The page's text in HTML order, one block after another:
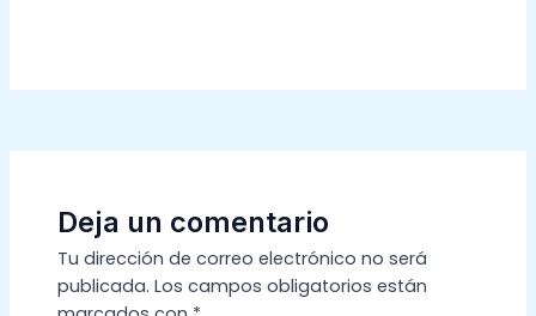
Deja un comentario
Tu dirección de correo electrónico no será
publicada. Los campos obligatorios están